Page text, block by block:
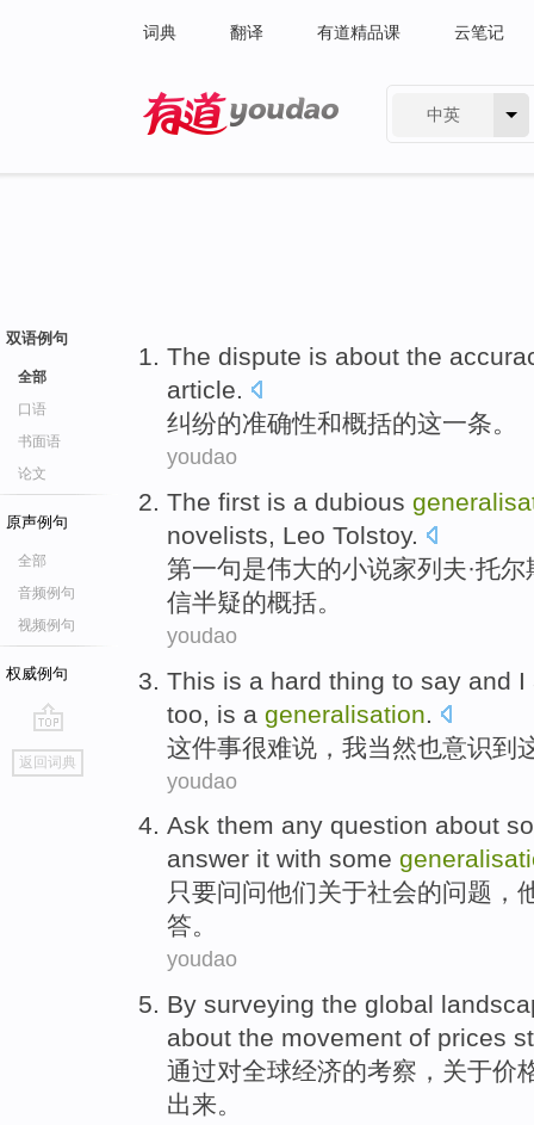
词典 翻译 有道精品课 云笔记
中英
双语例句
全部
口语
书面语
论文
原声例句
全部
音频例句
视频例句
权威例句
go
top
返回词典
The dispute is about the
article.
纠纷的准确性和概括的这一条。
youdao
The first is a dubious
novelists, Leo Tolstoy.
第一句是伟大的小说家列夫·托尔
信半疑的概括。
youdao
This is a hard thing to say and I
too
is a generalisation
这件事很难说 ， 我当然也意识到
youdao
Ask them any question about
answer it with some
只要问问他们关于社会的问题 ，
答。
youdao
By surveying the global
about the movement of prices
通过对全球经济的考察， 关于价
出来。